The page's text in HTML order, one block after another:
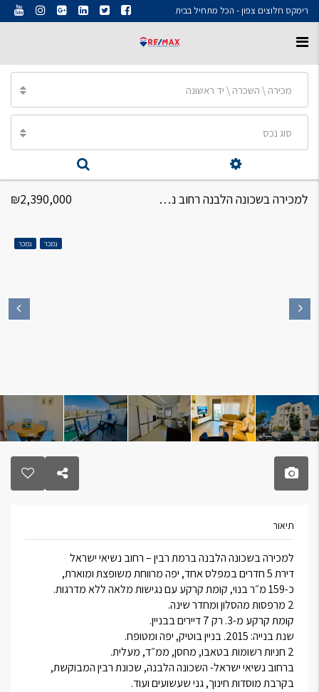
רימקס חלוצים צפון - הכל מתחיל בבית
מכירה \ השכרה \ יד ראשונה
סוג נכס
למכירה בשכונה הלבנה רחוב נשיאי ישראל דירת 5 חדרים ₪2,390,000
נמכר נמכר
תיאור
למכירה בשכונה הלבנה ברמת רבין – רחוב נשיאי ישראל
דירת 5 חדרים במפלס אחד, יפה מרווחת משופצת ומוארת,
כ-159 מ״ר בנוי, קומת קרקע עם נגישות מלאה ללא מדרגות.
2 מרפסות מהסלון ומחדר שינה.
קומת קרקע מ-3. רק 7 דיירים בבניין.
שנת בנייה: 2015. בניין בוטיק, יפה ומטופח.
2 חניות רשומות בטאבו, מחסן, ממ״ד, מעלית.
ברחוב נשיאי ישראל- השכונה הלבנה, שכונת רבין המבוקשת,
בקרבת מוסדות חינוך, גני שעשועים ועוד.